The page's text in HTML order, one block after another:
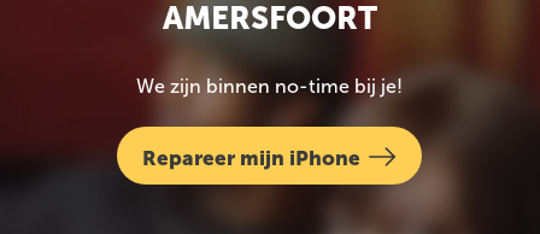
AMERSFOORT
We zijn binnen no-time bij je!
Repareer mijn iPhone